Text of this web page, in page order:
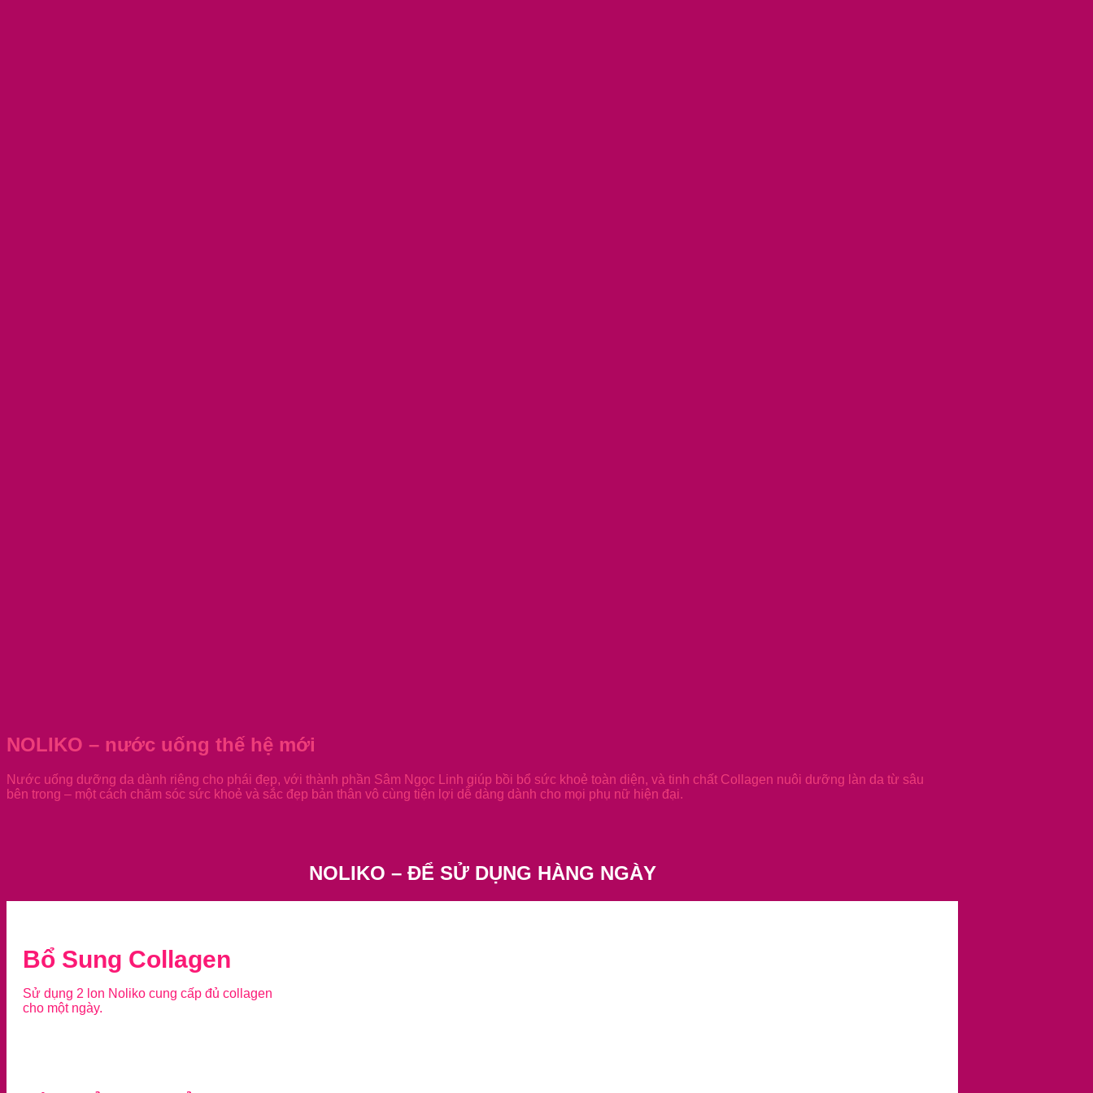
NOLIKO – nước uống thế hệ mới
Nước uống dưỡng da dành riêng cho phái đẹp, với thành phần Sâm Ngọc Linh giúp bồi bổ sức khoẻ toàn diện, và tinh chất Collagen nuôi dưỡng làn da từ sâu
bên trong – một cách chăm sóc sức khoẻ và sắc đẹp bản thân vô cùng tiện lợi dễ dàng dành cho mọi phụ nữ hiện đại.
NOLIKO – ĐỂ SỬ DỤNG HÀNG NGÀY
Bổ Sung Collagen
Sử dụng 2 lon Noliko cung cấp đủ collagen
cho một ngày.